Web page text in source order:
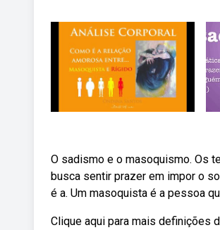
O sadismo e o masoquismo. Os
busca sentir prazer em impor o
é a. Um masoquista é a pessoa
Clique aqui para mais definições